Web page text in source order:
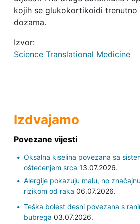
kojih se glukokortikoidi trenutno
dozama.
Izvor:
Science Translational Medicine
Izdvajamo
Povezane vijesti
Oksalna kiselina povezana sa
oštećenjem srca 13.07.2026.
Alergije pokazuju malu, no
rizikom od raka 06.07.2026.
Teška bolest desni povezana s
bubrega 03.07.2026.